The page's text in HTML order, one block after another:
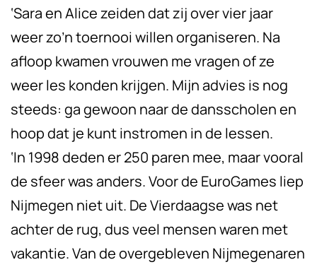
‘Sara en Alice zeiden dat zij over vier jaar
weer zo’n toernooi willen organiseren. Na
afloop kwamen vrouwen me vragen of ze
weer les konden krijgen. Mijn advies is nog
steeds: ga gewoon naar de dansscholen en
hoop dat je kunt instromen in de lessen.
‘In 1998 deden er 250 paren mee, maar vooral
de sfeer was anders. Voor de EuroGames liep
Nijmegen niet uit. De Vierdaagse was net
achter de rug, dus veel mensen waren met
vakantie. Van de overgebleven Nijmegenaren